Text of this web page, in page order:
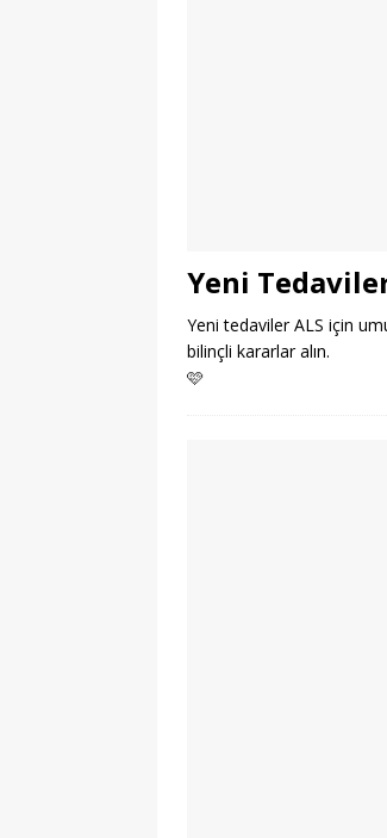
Yeni
Yeni tedaviler ALS için
bilinçli kararlar alın.
🩷